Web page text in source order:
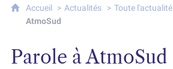
Accueil Actualités Toute l'actualité
AtmoSud
Parole à AtmoSud